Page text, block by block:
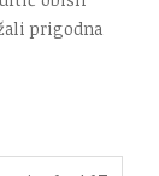
prigodna